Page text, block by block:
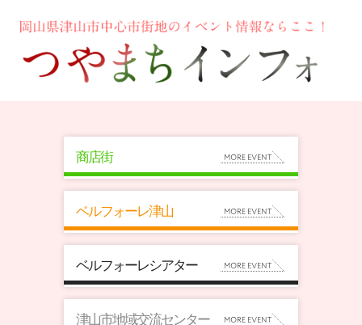
商店街
ベルフォーレ津山
ベルフォーレシアター
津山市地域交流センター